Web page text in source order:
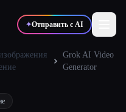
✦Отправить с AI
Grok AI Video
Generator